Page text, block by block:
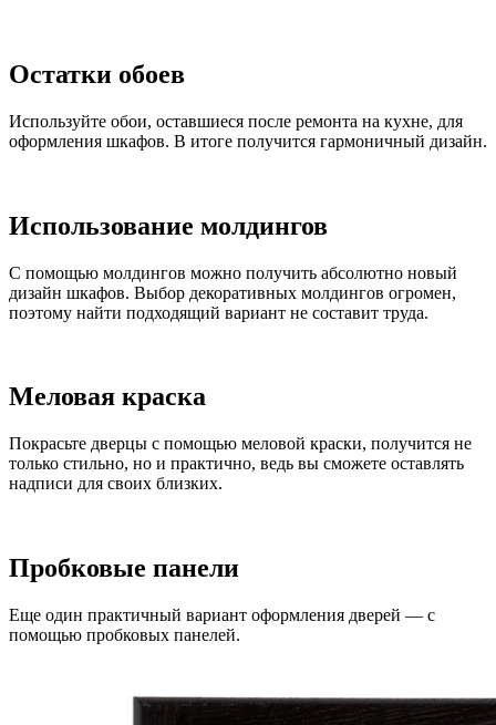
Остатки обоев
Используйте обои, оставшиеся после ремонта на кухне, для
оформления шкафов. В итоге получится гармоничный дизайн.
Использование молдингов
С помощью молдингов можно получить абсолютно новый
дизайн шкафов. Выбор декоративных молдингов огромен,
поэтому найти подходящий вариант не составит труда.
Меловая краска
Покрасьте дверцы с помощью меловой краски, получится не
только стильно, но и практично, ведь вы сможете оставлять
надписи для своих близких.
Пробковые панели
Еще один практичный вариант оформления дверей — с
помощью пробковых панелей.